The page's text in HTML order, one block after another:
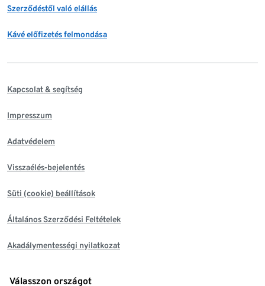
Szerződéstől való elállás
Kávé előfizetés felmondása
Kapcsolat & segítség
Impresszum
Adatvédelem
Visszaélés-bejelentés
Süti (cookie) beállítások
Általános Szerződési Feltételek
Akadálymentességi nyilatkozat
Válasszon országot